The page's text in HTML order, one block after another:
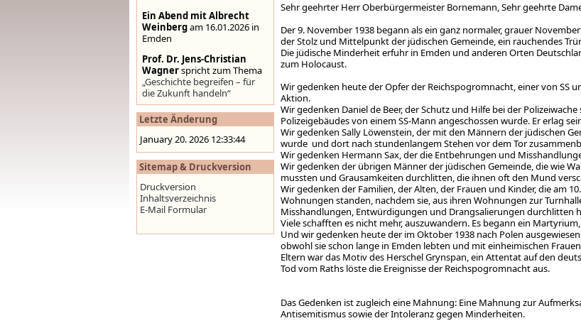
Ein Abend mit Albrecht
Weinbergam 16.01.2026 in
Emden
Prof. Dr. Jens-Christian
Wagnerspricht zum Thema
„Geschichte begreifen – für
die Zukunft handeln“
Stolpersteine auf der
Homepage der Stadt
Emden ,www.emden.de
Letzte Änderung
January 20. 2026 12:33:44
Sitemap & Druckversion
Druckversion
Inhaltsverzeichnis
E-Mail Formular
Sehr geehrter Herr Oberbürgermeister Bornemann, Sehr geehrte
Der 9. November 1938 begann als ein ganz normaler, grauer
der Stolz und Mittelpunkt der jüdischen Gemeinde, ein rauchendes
Die jüdische Minderheit erfuhr in Emden und anderen Orten
zum Holocaust.
Wir gedenken heute der Opfer der Reichspogromnacht, einer von SS
Aktion.
Wir gedenken Daniel de Beer, der Schutz und Hilfe bei der
Polizeigebäudes von einem SS-Mann angeschossen wurde. Er erlag
Wir gedenken Sally Löwenstein, der mit den Männern der jüdischen
wurde und dort nach stundenlangem Stehen vor dem Tor
Wir gedenken Hermann Sax, der die Entbehrungen und
Wir gedenken der übrigen Männer der jüdischen Gemeinde, die wie
mussten und Grausamkeiten durchlitten, die ihnen oft den Mund
Wir gedenken der Familien, der Alten, der Frauen und Kinder, die am
Wohnungen standen, nachdem sie, aus ihren Wohnungen zur
Misshandlungen, Entwürdigungen und Drangsalierungen durchlitten
Viele schafften es nicht mehr, auszuwandern. Es begann ein
Und wir gedenken heute der im Oktober 1938 nach Polen
obwohl sie schon lange in Emden lebten und mit einheimischen
Eltern war das Motiv des Herschel Grynspan, ein Attentat auf den
Tod vom Raths löste die Ereignisse der Reichspogromnacht aus.
Das Gedenken ist zugleich eine Mahnung: Eine Mahnung zur
Antisemitismus sowie der Intoleranz gegen Minderheiten.